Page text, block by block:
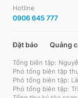
Hotline
0906 645 777
Đặt báo Quảng
Tổng biên tập:
Phó tổng biên tập
Phó tổng biên tập:
Phó tổng biên tập: